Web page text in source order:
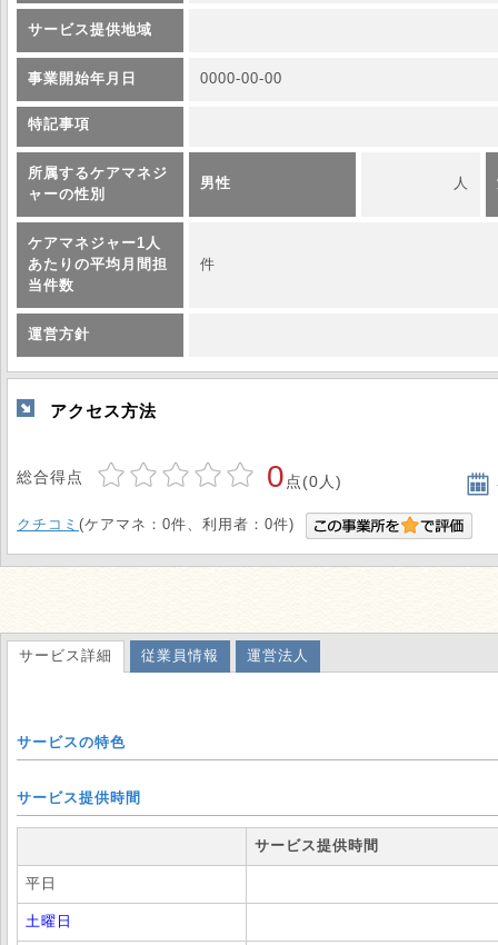
サービス提供地域
事業開始年月日 0000-00-00
特記事項
所属するケアマネジ
ャーの性別
男性 人
ケアマネジャー1人
あたりの平均月間担
当件数
件
運営方針
アクセス方法
総合得点 0 点(0人)
クチコミ (ケアマネ：0件、利用者：0件)
サービス詳細 従業員情報 運営法人
サービスの特色
サービス提供時間
サービス提供時間
平日
土曜日